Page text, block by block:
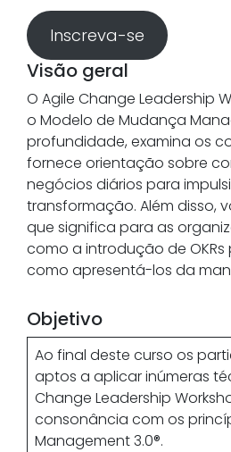
Inscreva-se
Visão geral
O Agile Change Leadership
o Modelo de Mudança
profundidade, examina os
fornece orientação sobre
negócios diários para
transformação. Além disso,
que significa para as
como a introdução de
como apresentá-los da
Objetivo
Ao final deste curso os
aptos a aplicar inúmeras
Change Leadership
consonância com os
Management 3.0®.